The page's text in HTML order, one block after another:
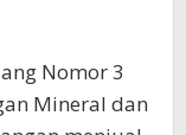
Nomor 3
Mineral dan